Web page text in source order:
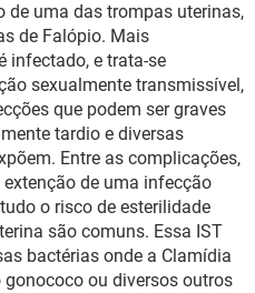
uma das trompas uterinas,
de Falópio. Mais
infectado, e trata-se
sexualmente transmissível,
que podem ser graves
tardio e diversas
Entre as complicações,
de uma infecção
o risco de esterilidade
são comuns. Essa IST
bactérias onde a Clamídia
ou diversos outros